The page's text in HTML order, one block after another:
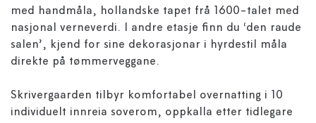
med handmåla, hollandske tapet frå 1600-talet med
nasjonal verneverdi. I andre etasje finn du ‘den raude
salen’, kjend for sine dekorasjonar i hyrdestil måla
direkte på tømmerveggane.
Skrivergaarden tilbyr komfortabel overnatting i 10
individuelt innreia soverom, oppkalla etter tidlegare